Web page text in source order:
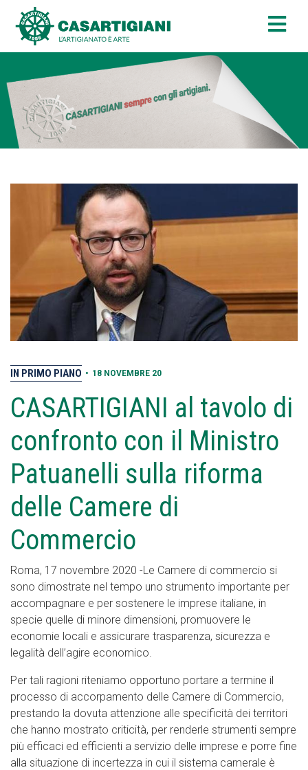
IN PRIMO PIANO • 18 NOVEMBRE 20
CASARTIGIANI al tavolo di
confronto con il Ministro
Patuanelli sulla riforma
delle Camere di
Commercio
Roma, 17 novembre 2020 -Le Camere di commercio si
sono dimostrate nel tempo uno strumento importante per
accompagnare e per sostenere le imprese italiane, in
specie quelle di minore dimensioni, promuovere le
economie locali e assicurare trasparenza, sicurezza e
legalità dell’agire economico.
Per tali ragioni riteniamo opportuno portare a termine il
processo di accorpamento delle Camere di Commercio,
prestando la dovuta attenzione alle specificità dei territori
che hanno mostrato criticità, per renderle strumenti sempre
più efficaci ed efficienti a servizio delle imprese e porre fine
alla situazione di incertezza in cui il sistema camerale è